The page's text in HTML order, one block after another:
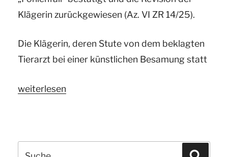
Klägerin zurückgewiesen (Az. VI ZR 14/25).
Die Klägerin, deren Stute von dem beklagten
Tierarzt bei einer künstlichen Besamung statt
„Ihre
für
weiterlesen